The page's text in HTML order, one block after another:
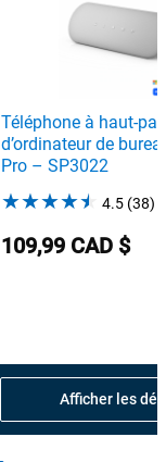
Téléphone à haut-
d’ordinateur de
Pro – SP3022
4.5 (38)
109,99 CAD $
Afficher les